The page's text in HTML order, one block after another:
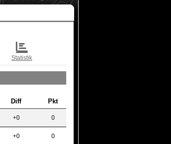
Statistik
Diff Pkt
+0 0
+0 0